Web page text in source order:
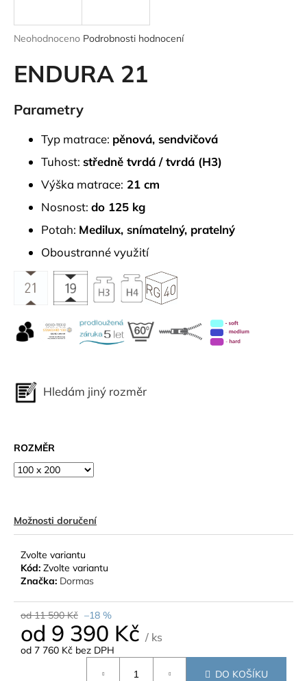
Průměrné
produktu
je
z
5
Neohodnoceno Podrobnosti hodnocení
ENDURA 21
Parametry
Typ matrace: pěnová, sendvičová
Tuhost: středně tvrdá / tvrdá (H3)
Výška matrace: 21 cm
Nosnost: do 125 kg
Potah: Medilux, snímatelný, pratelný
Oboustranné využití
Hledám jiný rozměr
ROZMĚR
Možnosti doručení
Zvolte variantu
Kód: Zvolte variantu
Značka: Dormas
od 11 590 Kč –18 %
od 9 390 Kč / ks
od 7 760 Kč bez DPH
DO KOŠÍKU
j
t
?
HLEDAT
u
j
e